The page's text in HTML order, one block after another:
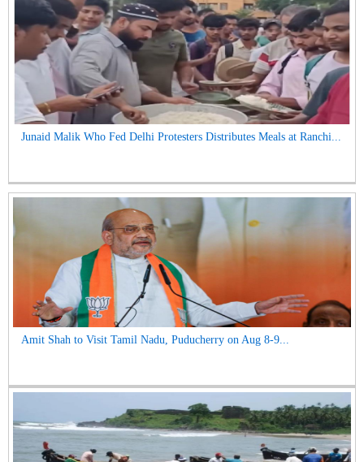
Junaid Malik Who Fed Delhi Protesters Distributes Meals at Ranchi...
Amit Shah to Visit Tamil Nadu, Puducherry on Aug 8-9...